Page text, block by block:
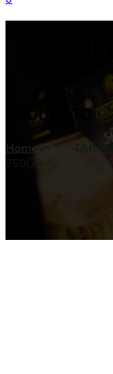
PRODUCTO
Home/Shop
250GR